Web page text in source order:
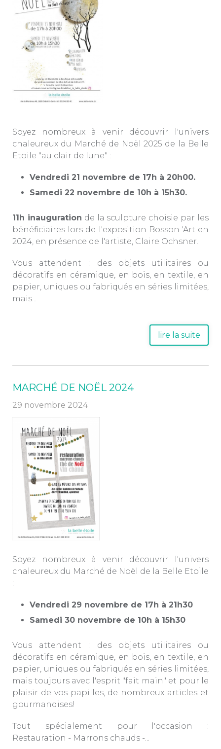
Soyez nombreux à venir découvrir l'univers
chaleureux du Marché de Noël 2025 de la Belle
Etoile "au clair de lune" :
Vendredi 21 novembre de 17h à 20h00.
Samedi 22 novembre de 10h à 15h30.
11h inauguration de la sculpture choisie par les
bénéficiaires lors de l'exposition Bosson 'Art en
2024, en présence de l'artiste, Claire Ochsner.
Vous attendent : des objets utilitaires ou
décoratifs en céramique, en bois, en textile, en
papier, uniques ou fabriqués en séries limitées,
mais...
lire la suite
MARCHÉ DE NOËL 2024
29 novembre 2024
Soyez nombreux à venir découvrir l'univers
chaleureux du Marché de Noël de la Belle Etoile
:
Vendredi 29 novembre de 17h à 21h30
Samedi 30 novembre de 10h à 15h30
Vous attendent : des objets utilitaires ou
décoratifs en céramique, en bois, en textile, en
papier, uniques ou fabriqués en séries limitées,
mais toujours avec l'esprit "fait main" et pour le
plaisir de vos papilles, de nombreux articles et
gourmandises!
Tout spécialement pour l'occasion :
Restauration - Marrons chauds -...